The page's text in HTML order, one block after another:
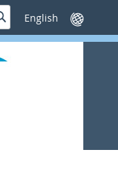
SucheSprache
wechseln